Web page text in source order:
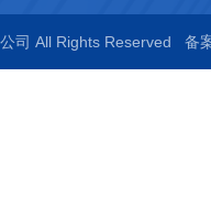
司 All Rights Reserved 备